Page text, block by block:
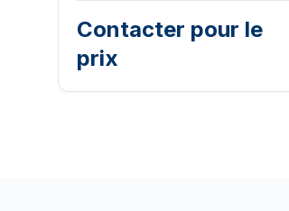
Contacter pour le
prix